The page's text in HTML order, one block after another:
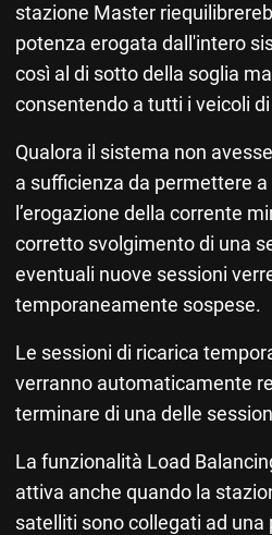
stazione Master
potenza erogata dall'intero
così al di sotto della soglia
consentendo a tutti i veicoli
Qualora il sistema non
a sufficienza da permettere
l’erogazione della corrente
corretto svolgimento di una
eventuali nuove sessioni
temporaneamente sospese.
Le sessioni di ricarica
verranno automaticamente
terminare di una delle
La funzionalità Load
attiva anche quando la
satelliti sono collegati ad